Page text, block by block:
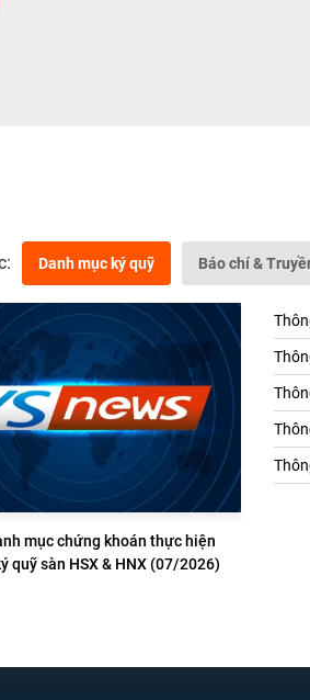
Danh mục ký quỹ Báo chí &
mục chứng khoán thực hiện
quỹ sàn HSX & HNX (07/2026)